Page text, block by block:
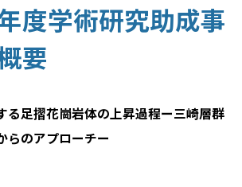
度学術研究助成事
要
る足摺花崗岩体の上昇過程ー三崎層群
らのアプローチー